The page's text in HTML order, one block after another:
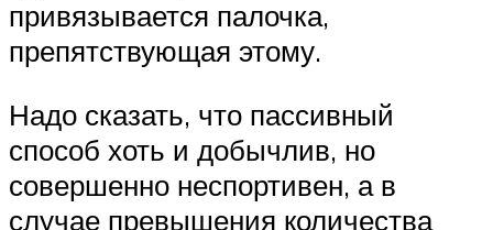
привязывается палочка,
препятствующая этому.
Надо сказать, что пассивный
способ хоть и добычлив, но
совершенно неспортивен, а в
случае превышения количества